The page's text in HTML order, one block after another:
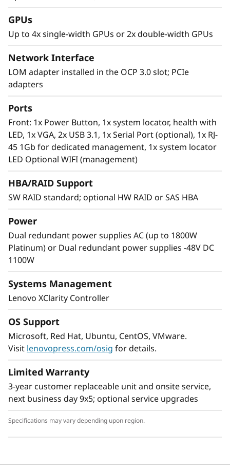
The ThinkEdge SE450 is a 1S 3rd Gen Intel
Xeon Platinum processor-based server, with a
2U height and short depth case that can go
anywhere. Mount it on a wall, stack it on a
shelf or install it in a rack. This rugged Edge
server can continuously operate between 5°C
and 45°C as well as high performance in high
dust and vibration environments.
Data processing power is a challenge at the
edge, where constant insights using AI
decisions. The ThinkEdge SE450 is designed to
provide higher processing power at the edge.
With several wired and wireless Wi-
server is reliable for a wide variety of Edge and
AI workloads.
GPUs
Up to 4x single-width GPUs or 2x double-width GPUs
Network Interface
LOM adapter installed in the OCP 3.0 slot; PCIe
adapters
Ports
Front: 1x Power Button, 1x system locator, health with
LED, 1x VGA, 2x USB 3.1, 1x Serial Port (optional), 1x RJ-
45 1Gb for dedicated management, 1x system locator
LED Optional WIFI (management)
HBA/RAID Support
SW RAID standard; optional HW RAID or SAS HBA
Power
Dual redundant power supplies AC (up to 1800W
Platinum) or Dual redundant power supplies -48V DC
1100W
Systems Management
Lenovo XClarity Controller
OS Support
Microsoft, Red Hat, Ubuntu, CentOS, VMware.
Visit lenovopress.com/osig for details.
Limited Warranty
3-year customer replaceable unit and onsite service,
next business day 9x5; optional service upgrades
Specifications may vary depending upon region.